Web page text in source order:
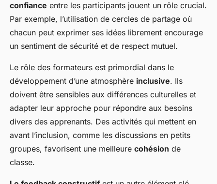
confiance entre les participants jouent un rôle crucial.
Par exemple, l’utilisation de cercles de partage où
chacun peut exprimer ses idées librement encourage
un sentiment de sécurité et de respect mutuel.
Le rôle des formateurs est primordial dans le
développement d’une atmosphère inclusive. Ils
doivent être sensibles aux différences culturelles et
adapter leur approche pour répondre aux besoins
divers des apprenants. Des activités qui mettent en
avant l’inclusion, comme les discussions en petits
groupes, favorisent une meilleure cohésion de
classe.